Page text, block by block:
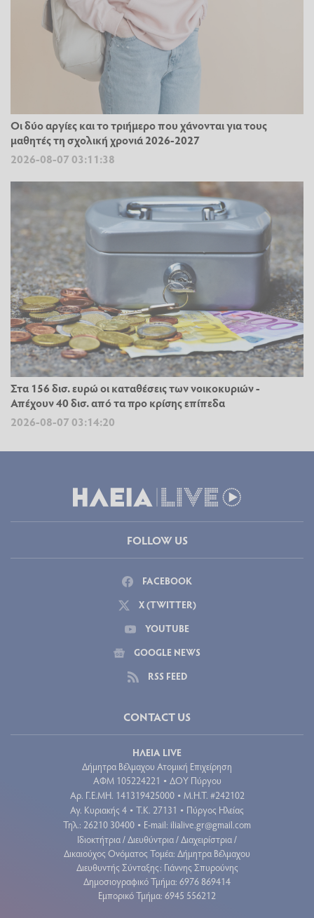
Οι δύο αργίες και το τριήμερο που χάνονται για τους
μαθητές τη σχολική χρονιά 2026-2027
2026-08-07 03:11:38
Στα 156 δισ. ευρώ οι καταθέσεις των νοικοκυριών -
Απέχουν 40 δισ. από τα προ κρίσης επίπεδα
2026-08-07 03:14:20
FOLLOW US
FACEBOOK
X (TWITTER)
YOUTUBE
GOOGLE NEWS
RSS FEED
CONTACT US
ΗΛΕΙΑ LIVE
Δήμητρα Βέλμαχου Ατομική Επιχείρηση
ΑΦΜ 105224221 • ΔΟΥ Πύργου
Aρ. Γ.Ε.ΜΗ. 141319425000 • Μ.Η.Τ. #242102
Αγ. Κυριακής 4 • Τ.Κ. 27131 • Πύργος Ηλείας
Τηλ.: 26210 30400 • E-mail: ilialive.gr@gmail.com
Ιδιοκτήτρια / Διευθύντρια / Διαχειρίστρια /
Δικαιούχος Ονόματος Τομέα: Δήμητρα Βέλμαχου
Διευθυντής Σύνταξης: Γιάννης Σπυρούνης
Δημοσιογραφικό Τμήμα: 6976 869414
Εμπορικό Τμήμα: 6945 556212